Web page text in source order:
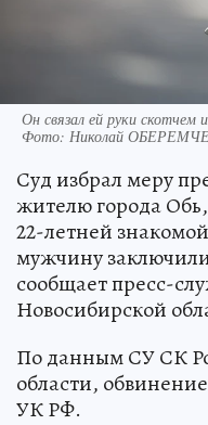
Он связал ей руки скотчем
Фото: Николай
Суд избрал меру
жителю города
22-летней
мужчину
сообщает пресс-
Новосибирской
По данным СУ СК
области,
УК РФ.